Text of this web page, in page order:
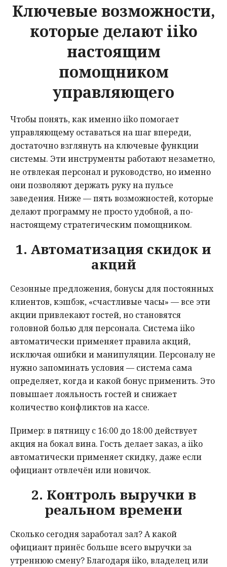
Ключевые возможности,
которые делают iiko
настоящим
помощником
управляющего
Чтобы понять, как именно iiko помогает
управляющему оставаться на шаг впереди,
достаточно взглянуть на ключевые функции
системы. Эти инструменты работают незаметно,
не отвлекая персонал и руководство, но именно
они позволяют держать руку на пульсе
заведения. Ниже — пять возможностей, которые
делают программу не просто удобной, а по-
настоящему стратегическим помощником.
1. Автоматизация скидок и
акций
Сезонные предложения, бонусы для постоянных
клиентов, кэшбэк, «счастливые часы» — все эти
акции привлекают гостей, но становятся
головной болью для персонала. Система iiko
автоматически применяет правила акций,
исключая ошибки и манипуляции. Персоналу не
нужно запоминать условия — система сама
определяет, когда и какой бонус применить. Это
повышает лояльность гостей и снижает
количество конфликтов на кассе.
Пример: в пятницу с 16:00 до 18:00 действует
акция на бокал вина. Гость делает заказ, а iiko
автоматически применяет скидку, даже если
официант отвлечён или новичок.
2. Контроль выручки в
реальном времени
Сколько сегодня заработал зал? А какой
официант принёс больше всего выручки за
утреннюю смену? Благодаря iiko, владелец или